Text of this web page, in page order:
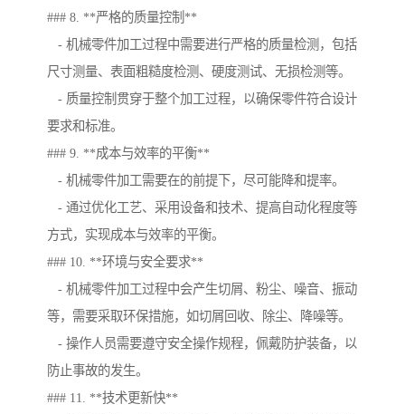
### 8. **严格的质量控制**
- 机械零件加工过程中需要进行严格的质量检测，包括
尺寸测量、表面粗糙度检测、硬度测试、无损检测等。
- 质量控制贯穿于整个加工过程，以确保零件符合设计
要求和标准。
### 9. **成本与效率的平衡**
- 机械零件加工需要在的前提下，尽可能降和提率。
- 通过优化工艺、采用设备和技术、提高自动化程度等
方式，实现成本与效率的平衡。
### 10. **环境与安全要求**
- 机械零件加工过程中会产生切屑、粉尘、噪音、振动
等，需要采取环保措施，如切屑回收、除尘、降噪等。
- 操作人员需要遵守安全操作规程，佩戴防护装备，以
防止事故的发生。
### 11. **技术更新快**